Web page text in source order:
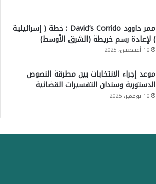
ممر داوود David’s Corrido : خطة ( إسرائيلية
) لإعادة رسم خريطة (الشرق الأوسط)
10 أغسطس، 2025
موعد إجراء الانتخابات بين مطرقة النصوص
الدستورية وسندان التفسيرات القضائية
10 نوفمبر، 2025